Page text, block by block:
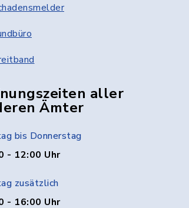
aller
Ämter
bis Donnerstag
- 12:00 Uhr
zusätzlich
- 16:00 Uhr